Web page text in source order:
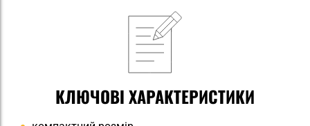
КЛЮЧОВІ ХАРАКТЕРИСТИКИ